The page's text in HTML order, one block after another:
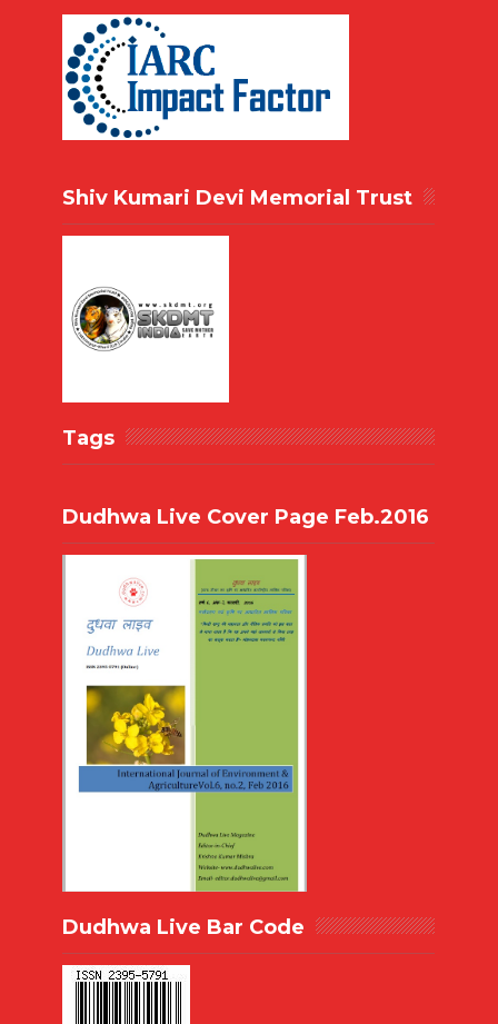
Shiv Kumari Devi Memorial Trust
Tags
Dudhwa Live Cover Page Feb.2016
Dudhwa Live Bar Code